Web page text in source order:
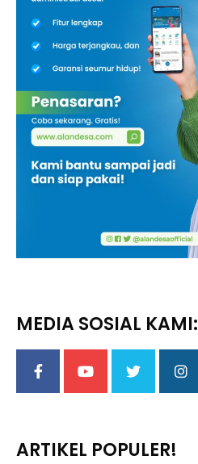
MEDIA SOSIAL KAMI:
ARTIKEL POPULER!